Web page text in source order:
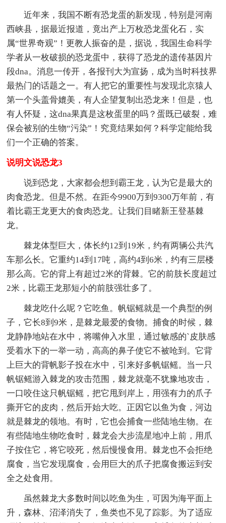
近年来，我国不断有恐龙蛋的新发现，特别是河南
西峡县，据最近报道，竟出产上万枚恐龙蛋化石，实
属“世界奇观”！更教人振奋的是，据说，我国生命科学
学者从一枚破损的恐龙蛋中，获得了恐龙的遗传基因片
段dna。消息一传开，各报刊大为宣扬，成为当时科技界
最热门的话题之一。有人把它的重要性与发现北京猿人
第一个头盖骨媲美，有人企望复制出恐龙来！但是，也
有人怀疑，这dna果真是这枚蛋里的吗？蛋既已破裂，难
保会被别的生物“污染”！究竟结果如何？科学定能给我
们一个正确的答案。
说明文说恐龙3
说到恐龙，大家都会想到霸王龙，认为它是最大的
肉食恐龙。但是不然。在距今9900万到9300万年前，有
着比霸王龙更大的食肉恐龙。让我们目睹新王登基棘
龙。
棘龙体型巨大，体长约12到19米，约有两辆公共汽
车那么长。它重约14到17吨，高约4到6米，约有三层楼
那么高。它的背上有超过2米的背棘。它的前肢长度超过
2米，比霸王龙那短小的前肢强壮多了。
棘龙吃什么呢？它吃鱼。帆锯鳐就是一个典型的例
子，它长8到9米，是棘龙最爱的食物。捕食的时候，棘
龙静静地站在水中，将嘴伸入水里，通过敏感的`皮肤感
受着水下的一举一动，高高的鼻子使它不被呛到。它背
上巨大的背帆影子投在水中，引来好多帆锯鳐。当一只
帆锯鳐游入棘龙的攻击范围，棘龙就毫不犹豫地攻击，
一口咬住这只帆锯鳐，把它甩到岸上，用强有力的爪子
撕开它的皮肉，然后开始大吃。正因它以鱼为食，河边
就是棘龙的领地。有时，它也会捕食一些陆地生物。在
有些陆地生物吃食时，棘龙会大步流星地冲上前，用爪
子按住它，将它咬死，然后慢慢食用。棘龙也不会拒绝
腐食，当它发现腐食，会用巨大的爪子把腐食搬运到安
全之处食用。
虽然棘龙大多数时间以吃鱼为生，可因为海平面上
升，森林、沼泽消失了，鱼类也不见了踪影。为了适应